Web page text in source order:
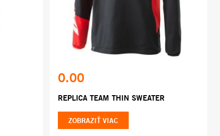
0.00
REPLICA TEAM THIN SWEATER
ZOBRAZIŤ VIAC